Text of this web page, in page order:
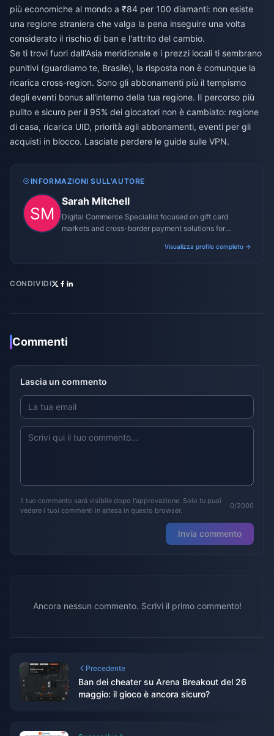
più economiche al mondo a ₹84 per 100 diamanti: non esiste
una regione straniera che valga la pena inseguire una volta
considerato il rischio di ban e l'attrito del cambio.
Se ti trovi fuori dall'Asia meridionale e i prezzi locali ti sembrano
punitivi (guardiamo te, Brasile), la risposta non è comunque la
ricarica cross-region. Sono gli abbonamenti più il tempismo
degli eventi bonus all'interno della tua regione. Il percorso più
pulito e sicuro per il 95% dei giocatori non è cambiato: regione
di casa, ricarica UID, priorità agli abbonamenti, eventi per gli
acquisti in blocco. Lasciate perdere le guide sulle VPN.
INFORMAZIONI SULL'AUTORE
Sarah Mitchell
Digital Commerce Specialist focused on gift card
markets and cross-border payment solutions for
Visualizza profilo completo →
CONDIVIDI
Commenti
Lascia un commento
Il tuo commento sarà visibile dopo l'approvazione. Solo tu puoi
vedere i tuoi commenti in attesa in questo browser.
0/2000
Invia commento
Ancora nessun commento. Scrivi il primo commento!
Precedente
Ban dei cheater su Arena Breakout del 26
maggio: il gioco è ancora sicuro?